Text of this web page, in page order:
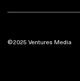
©2025 Ventures Media